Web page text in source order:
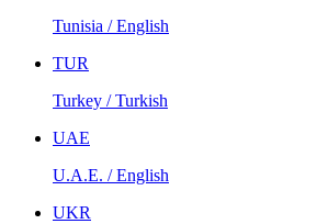
Tunisia / English
TUR
Turkey / Turkish
UAE
U.A.E. / English
UKR